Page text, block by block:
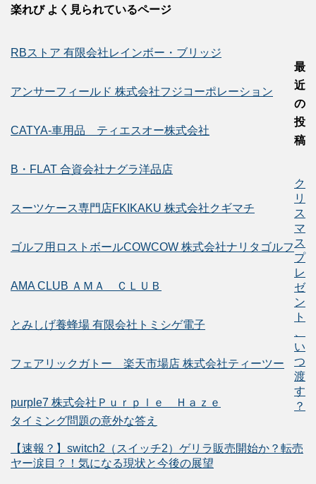
楽れび よく見られているページ
RBストア 有限会社レインボー・ブリッジ
アンサーフィールド 株式会社フジコーポレーション
CATYA-車用品 ティエスオー株式会社
B・FLAT 合資会社ナグラ洋品店
スーツケース専門店FKIKAKU 株式会社クギマチ
ゴルフ用ロストボールCOWCOW 株式会社ナリタゴルフ
AMA CLUB ＡＭＡ ＣＬＵＢ
とみしげ養蜂場 有限会社トミシゲ電子
フェアリックガトー 楽天市場店 株式会社ティーツー
purple7 株式会社Ｐｕｒｐｌｅ Ｈａｚｅ
最
近
の
投
稿
ク
リ
ス
マ
ス
プ
レ
ゼ
ン
ト
い
つ
渡
す
？
タイミング問題の意外な答え
【速報？】switch2（スイッチ2）ゲリラ販売開始か？転売
ヤー涙目？！気になる現状と今後の展望